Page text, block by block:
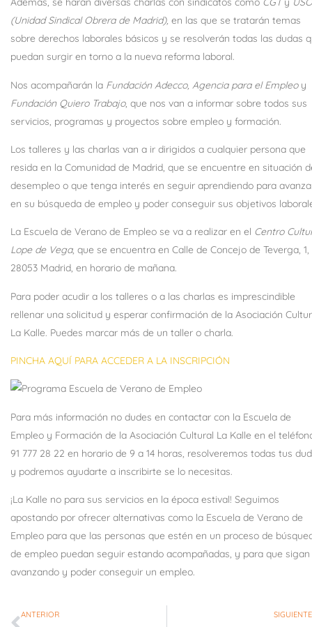
(Unidad Sindical Obrera de Madrid), en las que se tratarán temas
sobre derechos laborales básicos y se resolverán todas las dudas
puedan surgir en torno a la nueva reforma laboral.
Nos acompañarán la Fundación Adecco, Agencia para el Empleoy
Fundación Quiero Trabajo, que nos van a informar sobre todos sus
servicios, programas y proyectos sobre empleo y formación.
Los talleres y las charlas van a ir dirigidos a cualquier persona que
resida en la Comunidad de Madrid, que se encuentre en situación
desempleo o que tenga interés en seguir aprendiendo para
en su búsqueda de empleo y poder conseguir sus objetivos
La Escuela de Verano de Empleo se va a realizar en el Centro
Lope de Vega, que se encuentra en Calle de Concejo de Teverga, 1,
28053 Madrid, en horario de mañana.
Para poder acudir a los talleres o a las charlas es imprescindible
rellenar una solicitud y esperar confirmación de la Asociación
La Kalle. Puedes marcar más de un taller o charla.
PINCHA AQUÍ PARA ACCEDER A LA INSCRIPCIÓN
Para más información no dudes en contactar con la Escuela de
Empleo y Formación de la Asociación Cultural La Kalle en el
91 777 28 22 en horario de 9 a 14 horas, resolveremos todas tus
y podremos ayudarte a inscribirte se lo necesitas.
¡La Kalle no para sus servicios en la época estival! Seguimos
apostando por ofrecer alternativas como la Escuela de Verano de
Empleo para que las personas que estén en un proceso de
de empleo puedan seguir estando acompañadas, y para que sigan
avanzando y poder conseguir un empleo.
ANTERIOR SIGUIENTE